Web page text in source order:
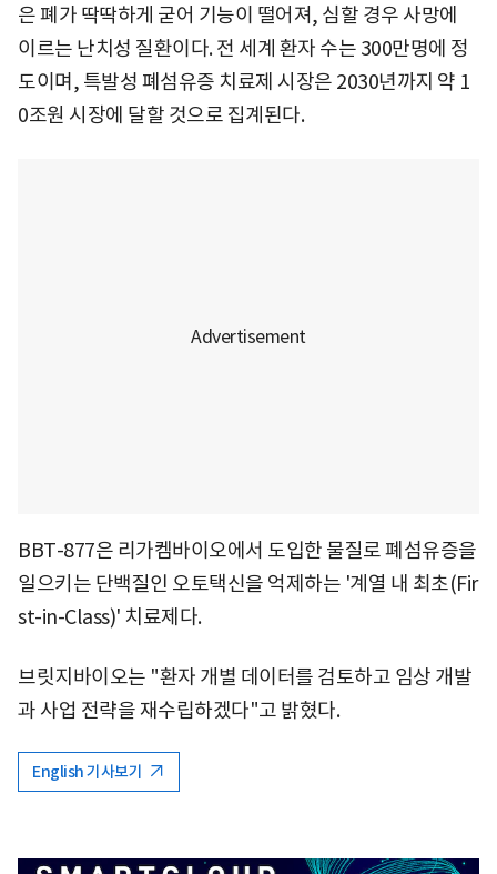
은 폐가 딱딱하게 굳어 기능이 떨어져, 심할 경우 사망에
이르는 난치성 질환이다. 전 세계 환자 수는 300만명에 정
도이며, 특발성 폐섬유증 치료제 시장은 2030년까지 약 1
0조원 시장에 달할 것으로 집계된다.
BBT-877은 리가켐바이오에서 도입한 물질로 폐섬유증을
일으키는 단백질인 오토택신을 억제하는 '계열 내 최초(Fir
st-in-Class)' 치료제다.
브릿지바이오는 "환자 개별 데이터를 검토하고 임상 개발
과 사업 전략을 재수립하겠다"고 밝혔다.
English 기사보기